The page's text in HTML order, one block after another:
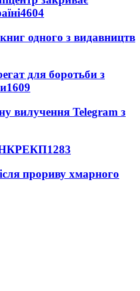
4604
одного з видавництв
для боротьби з
1609
вилучення Telegram з
НКРЕКП1283
прориву хмарного